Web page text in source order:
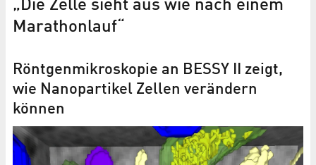
„Die Zelle sieht aus wie nach einem
Marathonlauf“
Röntgenmikroskopie an BESSY II zeigt,
wie Nanopartikel Zellen verändern
können